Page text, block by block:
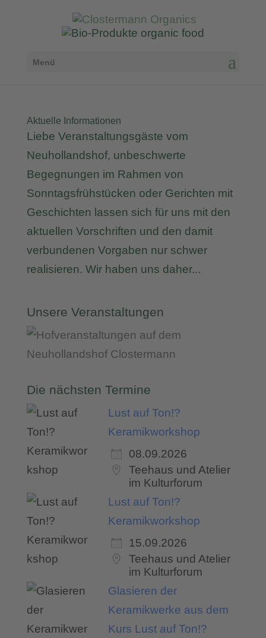
Menü
Aktuelle Informationen
Liebe Veranstaltungsgäste vom
Neuhollandshof, unbeschwerte
Begegnungen im Rahmen von
Sonntagsfrühstücken oder Gerichten mit
Geschichten lassen sich für uns mit den
aktuellen Vorschriften und den damit
verbundenen Vorgaben nur schwer
realisieren. Wir haben uns daher...
Unsere Veranstaltungen
Die nächsten Termine
Lust auf Ton!?
Keramikworkshop
08.09.2026
Teehaus und Atelier
im Kulturforum
Lust auf Ton!?
Keramikworkshop
15.09.2026
Teehaus und Atelier
im Kulturforum
Glasieren der
Keramikwerke aus dem
Kurs Lust auf Ton!?